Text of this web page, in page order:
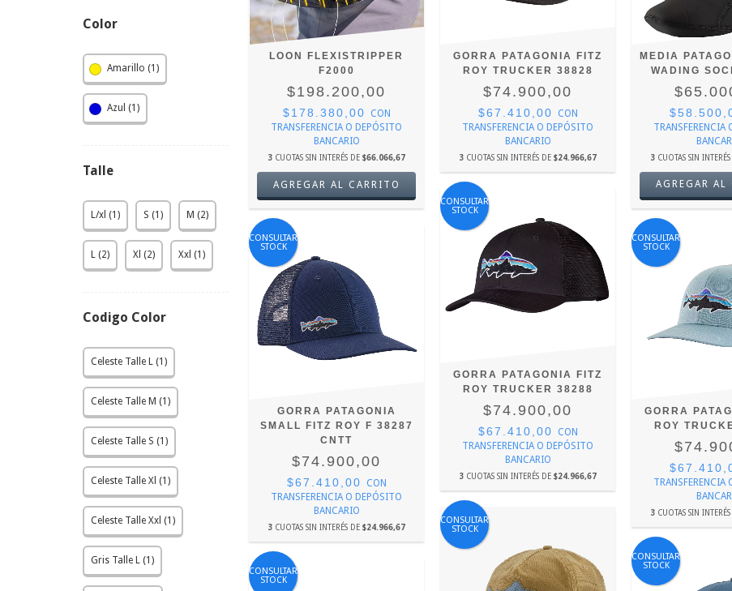
Color
Amarillo (1)
Azul (1)
Talle
L/xl (1) S (1) M (2)
L (2) Xl (2) Xxl (1)
Codigo Color
Celeste Talle L (1)
Celeste Talle M (1)
Celeste Talle S (1)
Celeste Talle Xl (1)
Celeste Talle Xxl (1)
Gris Talle L (1)
LOON FLEXISTRIPPER
F2000
$198.200,00
$178.380,00
CON
TRANSFERENCIA O DEPÓSITO
BANCARIO
3 CUOTAS SIN INTERÉS DE$66.066,67
GORRA PATAGONIA FITZ
ROY TRUCKER 38828
$74.900,00
$67.410,00
CON
TRANSFERENCIA O DEPÓSITO
BANCARIO
3 CUOTAS SIN INTERÉS DE$24.966,67
MEDIA
WADING
TRANSFERENCIA
3 CUOTAS SIN
AGREGAR AL
CONSULTAR
STOCK
GORRA PATAGONIA
SMALL FITZ ROY F 38287
CNTT
$74.900,00
$67.410,00
CON
TRANSFERENCIA O DEPÓSITO
BANCARIO
3 CUOTAS SIN INTERÉS DE$24.966,67
CONSULTAR
STOCK
GORRA PATAGONIA FITZ
ROY TRUCKER 38288
$74.900,00
$67.410,00
CON
TRANSFERENCIA O DEPÓSITO
BANCARIO
3 CUOTAS SIN INTERÉS DE$24.966,67
CONSULTAR
STOCK
GORRA
ROY
TRANSFERENCIA
3 CUOTAS SIN
CONSULTAR
STOCK
CONSULTAR
STOCK
CONSULTAR
STOCK